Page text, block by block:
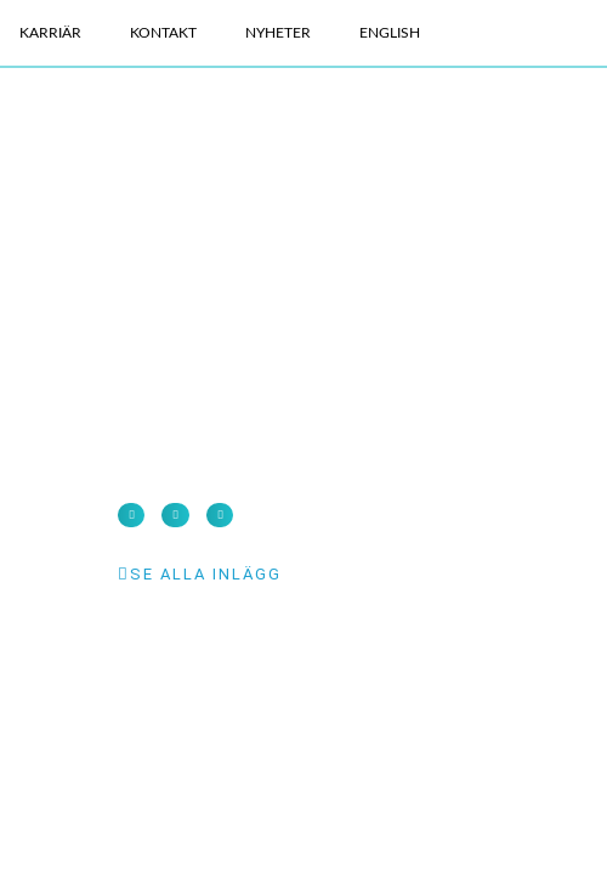
KARRIÄR KONTAKT NYHETER ENGLISH
SE ALLA INLÄGG